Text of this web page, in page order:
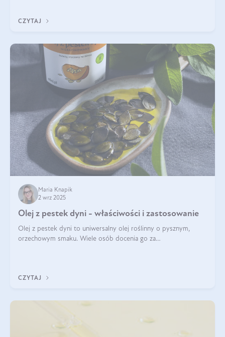
CZYTAJ
Maria Knapik
2 wrz 2025
Olej z pestek dyni - właściwości i zastosowanie
Olej z pestek dyni to uniwersalny olej roślinny o pysznym,
orzechowym smaku. Wiele osób docenia go za
CZYTAJ